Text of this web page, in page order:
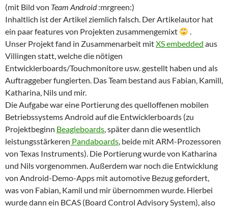
(mit Bild von Team Android:mrgreen:)
Inhaltlich ist der Artikel ziemlich falsch. Der Artikelautor hat
ein paar features von Projekten zusammengemixt
.
Unser Projekt fand in Zusammenarbeit mitXS embedded aus
Villingen statt, welche die nötigen
Entwicklerboards/Touchmonitore usw. gestellt haben und als
Auftraggeber fungierten. Das Team bestand aus Fabian, Kamill,
Katharina, Nils und mir.
Die Aufgabe war eine Portierung des quelloffenen mobilen
Betriebssystems Android auf die Entwicklerboards (zu
Projektbeginn Beagleboards, später dann die wesentlich
leistungsstärkeren Pandaboards, beide mit ARM-Prozessoren
von Texas Instruments). Die Portierung wurde von Katharina
und Nils vorgenommen. Außerdem war noch die Entwicklung
von Android-Demo-Apps mit automotive Bezug gefordert,
was von Fabian, Kamil und mir übernommen wurde. Hierbei
wurde dann ein BCAS (Board Control Advisory System), also